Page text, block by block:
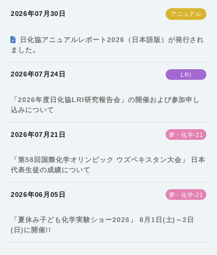
2026年07月30日
日化協アニュアルレポート2026（日本語版）が発行され
ました。
2026年07月24日 LRI
「2026年度日化協LRI研究報告会」の開催および参加申し
込みについて
2026年07月21日 夢・化学-21
「第58回国際化学オリンピック ウズベキスタン大会」 日本
代表生徒の成績について
2026年06月05日 夢・化学-21
「夏休み子ども化学実験ショー2026」 8月1日(土)～2日
(日)に開催!!